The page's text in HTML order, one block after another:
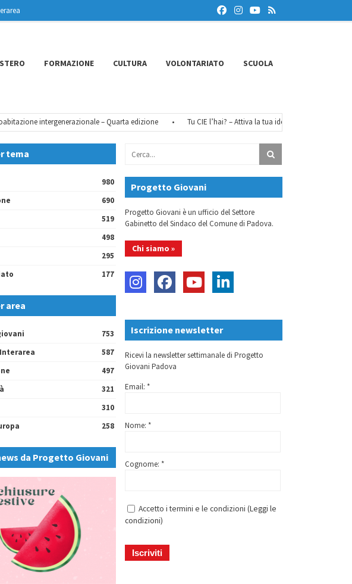
FORMAZIONE CULTURA VOLONTARIATO SCUOLA
intergenerazionale – Quarta edizione Tu CIE l’hai? – Attiva la tua identità digitale
tema
980
690
519
498
295
177
area
753
587
497
321
310
258
da Progetto Giovani
Progetto Giovani
Progetto Giovani è un ufficio del Settore
Gabinetto del Sindaco del Comune di Padova.
Chi siamo »
Iscrizione newsletter
Ricevi la newsletter settimanale di Progetto
Giovani Padova
Email: *
Nome: *
Cognome: *
Accetto i termini e le condizioni (Leggi le
condizioni)